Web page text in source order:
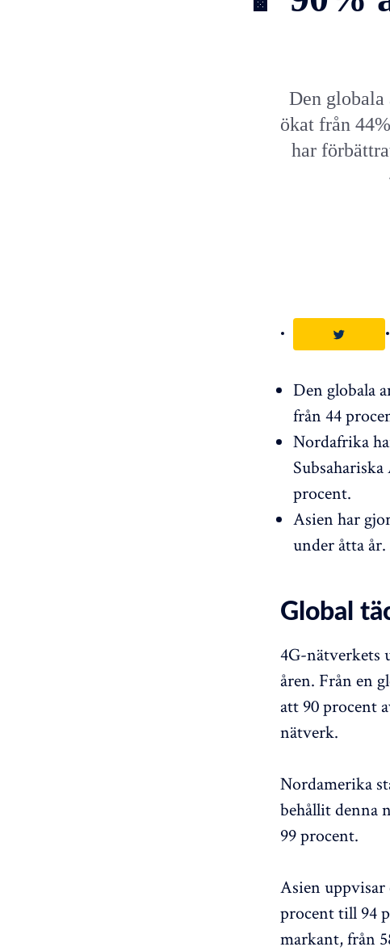
Den globala
ökat från
har
Den globala
från 44
Nordafrika
procent.
Asien har
under åtta år.
Global
4G-nätverkets
åren. Från en
att 90 procent
nätverk.
Nordamerika
behållit denna
99 procent.
Asien
procent till 94
markant, från